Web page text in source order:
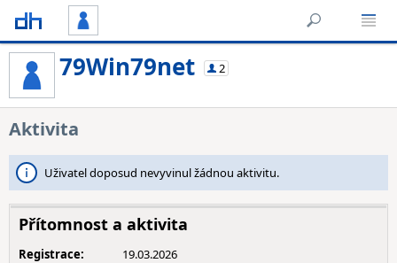
79Win79net 2
Aktivita
Uživatel doposud nevyvinul žádnou aktivitu.
Přítomnost a aktivita
Registrace:
19.03.2026